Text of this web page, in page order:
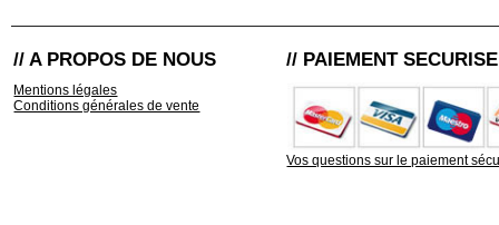
// A PROPOS DE NOUS
Mentions légales
Conditions générales de vente
// PAIEMENT SECURISE
Vos questions sur le paiement